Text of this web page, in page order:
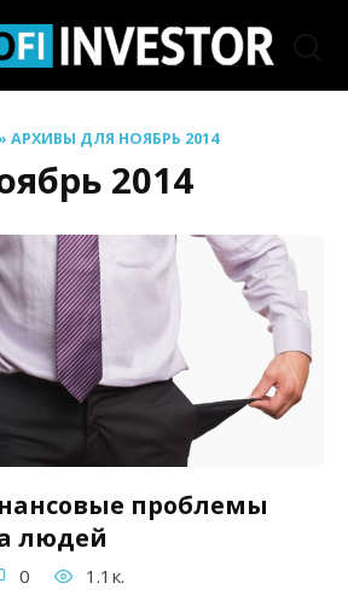
АРХИВЫ ДЛЯ НОЯБРЬ 2014
2014
проблемы
людей
0 1.1к.